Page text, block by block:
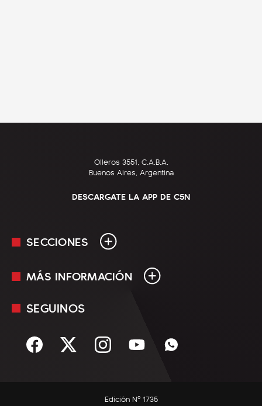
Olleros 3551, C.A.B.A.
Buenos Aires, Argentina
DESCARGATE LA APP DE C5N
SECCIONES
En Vivo
Sociedad
MÁS INFORMACIÓN
Mediakit
Términos y condiciones
SEGUINOS
Edición Nº 1735